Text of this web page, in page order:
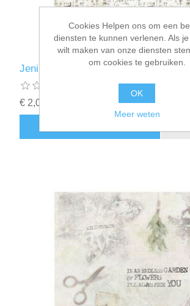
Jenine‘s Mindful rice paper nr 05
€ 2,00 incl. BTW
Cookies Helpen ons om een
diensten te kunnen verlenen. Als
wilt maken van onze diensten
om cookies te gebruiken.
OK
Meer weten